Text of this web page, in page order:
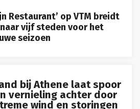
Restaurant’ op VTM breidt
vijf steden voor het
seizoen
bij Athene laat spoor
vernieling achter door
wind en storingen